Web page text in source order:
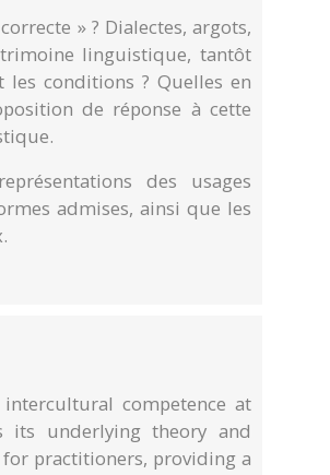
» ? Dialectes, argots,
linguistique, tantôt
conditions ? Quelles en
de réponse à cette
des usages
admises, ainsi que les
competence at
underlying theory and
practitioners, providing a